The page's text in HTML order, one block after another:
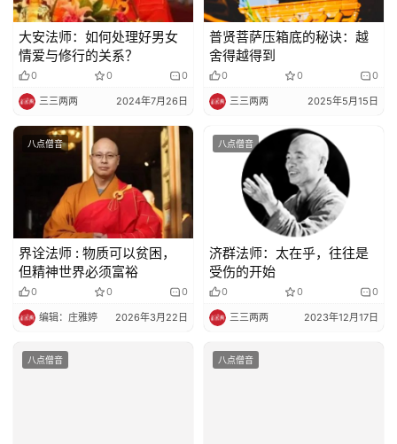
艺
术
政
策
法
规
责
声
明
大安法师：如何处理好男女
情爱与修行的关系？
0 0 0
三三两两 2024年7月26日
普贤菩萨压箱底的秘诀：越
舍得越得到
0 0 0
三三两两 2025年5月15日
八点僧音
界诠法师 : 物质可以贫困，
但精神世界必须富裕
0 0 0
编辑：庄雅婷 2026年3月22日
八点僧音
济群法师：太在乎，往往是
受伤的开始
0 0 0
三三两两 2023年12月17日
八点僧音 八点僧音